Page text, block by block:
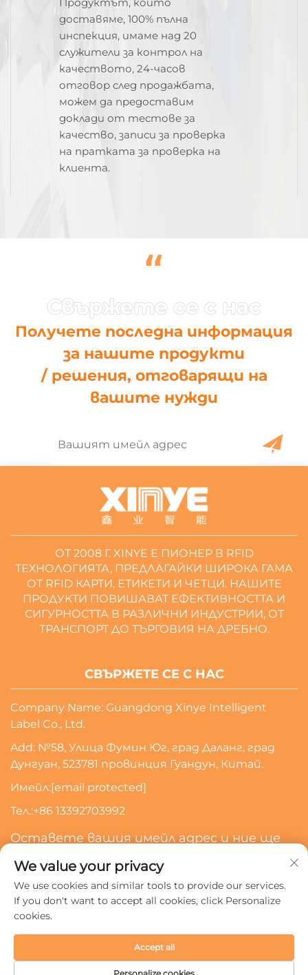
доставяме, 100% пълна
инспекция, имаме над 20
служители за контрол на
качеството, 24-часов
отговор след продажбата,
можем да предоставим
доклади от тестове за
качество, записи за проверка
на пратката за проверка на
клиента.
“
Получете последна информация
за нашите продукти
/ решения, отговарящи на
вашите нужди
ОТ 2008 Г. XINYE Е ПИОНЕР В RFID
ТЕХНОЛОГИЯТА, ПРЕДЛАГАЙКИ ШИРОКА ГАМА
ОТ RFID КАРТИ, ЕТИКЕТИ И ЧЕТЦИ. НАШИТЕ
ПРОДУКТИ ПОВИШАВАТ ЕФЕКТИВНОСТТА И
СИГУРНОСТТА В РАЗЛИЧНИ ИНДУСТРИИ, ОТ
ТРАНСПОРТ ДО ТЪРГОВИЯ НА ДРЕБНО.
СВЪРЖЕТЕ СЕ С НАС
Company Name: Guangdong Xinye Intelligent
Label Co., Ltd.
Add: №58, Улица Фумин Юг, град Даланг, град
Дунгуан, 523781 провинция Гуандун, Китай.
Имейл:[email protected]
Тел.:+86 13392703992
Оставете вашия имейл адрес и ние ще
Абонирайте Се
Политика за поверителност
We value your privacy
We use cookies and similar tools to provide our services.
If you don't want to accept all cookies, click Personalize
cookies.
Accept all